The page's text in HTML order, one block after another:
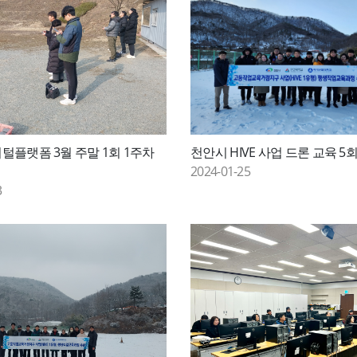
플랫폼 3월 주말 1회 1주차
천안시 HIVE 사업 드론 교육 5
2024-01-25